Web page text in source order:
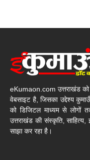
eKumaon.com उत्तराखंड को
वेबसाइट है, जिसका उद्देश्य
को डिजिटल माध्यम से लोगों
उत्तराखंड की संस्कृति, साहित्य,
साझा कर रहा है।